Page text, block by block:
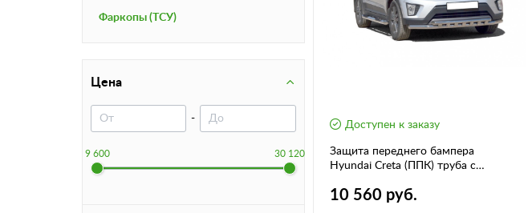
Фаркопы (ТСУ)
Цена
-
9 600 30 120
Доступен к заказу
Защита переднего бампера
Hyundai Creta (ППК) труба с
10 560 руб.